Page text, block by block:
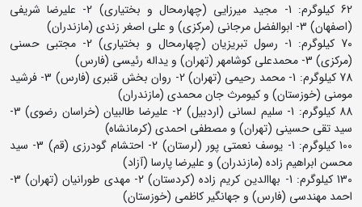
62 کیلوگرم: 1- مجید میرزایی (چهارمحال و بختیاری) 2- علیرضا شریفی
(اصفهان) 3- ابوالفضل مرجانی (مرکزی) و علی اصغر زندی (مازندران)
70 کیلوگرم: 1- رسول تبریزیان (چهارمحال و بختیاری) 2- مجتبی حسنی
(مرکزی) 3- محمدعلی کوشامهر (تهران) و یداله رئیسی (فارس)
78 کیلوگرم: 1- محمد رحیمی (تهران) 2- روان بخش قنبری (فارس) 3- فرشید
مومنی (خوزستان) و کیومرث جان محمدی (مازندران)
88 کیلوگرم: 1- سلیم لسانی (اردبیل) 2- علیرضا طالبیان (خراسان رضوی) 3-
سید تقی حسینی (تهران) و مصطفی احمدی (کرمانشاه)
100 کیلوگرم: 1- یوسف نعمتی پور (لرستان) 2- احتشام گودرزی (قم) 3- سید
محسن ابراهیم زاده (مازندران) و علیرضا پارسا (آزاد)
130 کیلوگرم: 1- بهاالدین کریم زاده (کردستان) 2- مهدی طورانیان (تهران) 3-
احمد مهندسی (فارس) و جهانگیر کاظمی (خوزستان)